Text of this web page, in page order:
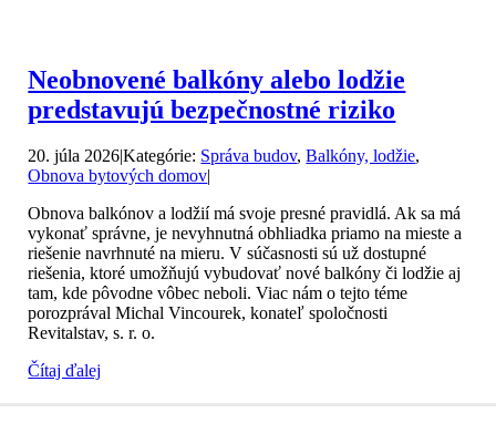
Neobnovené balkóny alebo lodžie
predstavujú bezpečnostné riziko
20. júla 2026|Kategórie: Správa budov,Balkóny, lodžie,
Obnova bytových domov|
Obnova balkónov a lodžií má svoje presné pravidlá. Ak sa má
vykonať správne, je nevyhnutná obhliadka priamo na mieste a
riešenie navrhnuté na mieru. V súčasnosti sú už dostupné
riešenia, ktoré umožňujú vybudovať nové balkóny či lodžie aj
tam, kde pôvodne vôbec neboli. Viac nám o tejto téme
porozprával Michal Vincourek, konateľ spoločnosti
Revitalstav, s. r. o.
Čítaj ďalej